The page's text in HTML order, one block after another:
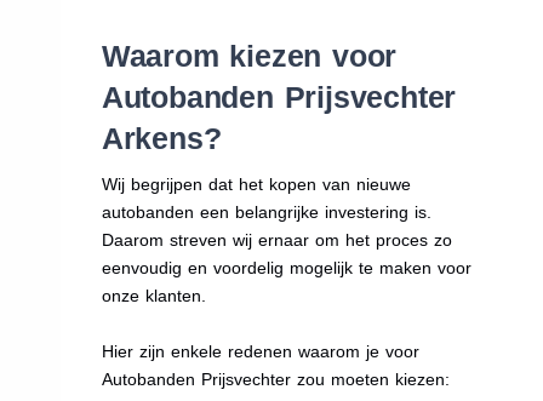
Waarom kiezen voor
Autobanden Prijsvechter
Arkens?
Wij begrijpen dat het kopen van nieuwe
autobanden een belangrijke investering is.
Daarom streven wij ernaar om het proces zo
eenvoudig en voordelig mogelijk te maken voor
onze klanten.
Hier zijn enkele redenen waarom je voor
Autobanden Prijsvechter zou moeten kiezen: